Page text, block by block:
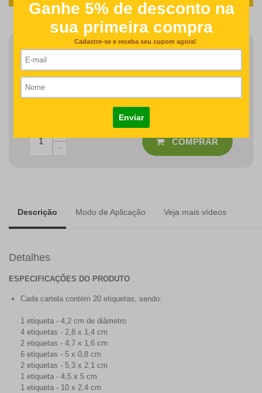
Finalizar Pedido
Detalhes como centralização e proporção de tamanho do
R$50,00
COMPRAR
Descrição Modo de Aplicação Veja mais vídeos
Detalhes
ESPECIFICAÇÕES DO PRODUTO
Cada cartela contém 20 etiquetas, sendo:
1 etiqueta - 4,2 cm de diâmetro
4 etiquetas - 2,8 x 1,4 cm
2 etiquetas - 4,7 x 1,6 cm
6 etiquetas - 5 x 0,8 cm
2 etiquetas - 5,3 x 2,1 cm
1 etiqueta - 4,5 x 5 cm
1 etiqueta - 10 x 2,4 cm